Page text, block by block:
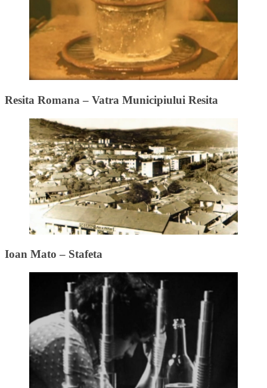
Resita Romana – Vatra Municipiului Resita
Ioan Mato – Stafeta